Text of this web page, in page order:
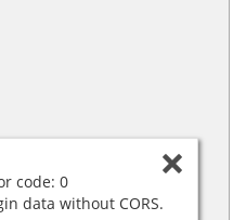
code: 0
data without CORS.